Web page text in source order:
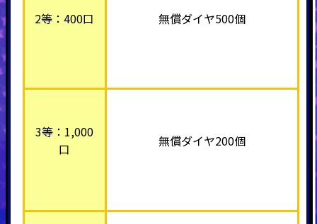
2等：400口 無償ダイヤ500個
3等：1,000
口
無償ダイヤ200個